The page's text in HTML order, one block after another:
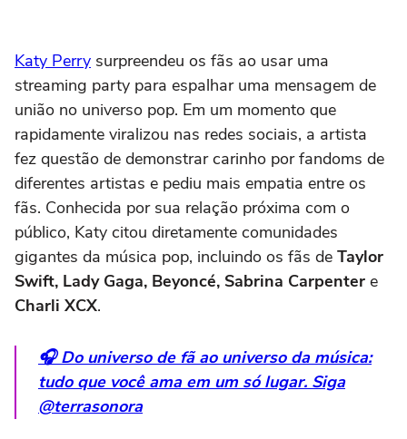
Katy Perry surpreendeu os fãs ao usar uma
streaming party para espalhar uma mensagem de
união no universo pop. Em um momento que
rapidamente viralizou nas redes sociais, a artista
fez questão de demonstrar carinho por fandoms de
diferentes artistas e pediu mais empatia entre os
fãs. Conhecida por sua relação próxima com o
público, Katy citou diretamente comunidades
gigantes da música pop, incluindo os fãs de Taylor
Swift, Lady Gaga, Beyoncé, Sabrina Carpenter e
Charli XCX.
🎧 Do universo de fã ao universo da música:
tudo que você ama em um só lugar. Siga
@terrasonora